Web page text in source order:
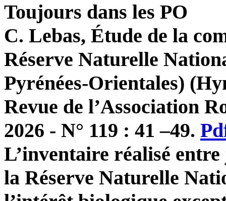
Toujours dans les PO
C. Lebas, Étude de la
Réserve Naturelle
Pyrénées-Orientales)
Revue de l’Association
2026 - N° 119 : 41 –49.
L’inventaire réalisé
la Réserve Naturelle